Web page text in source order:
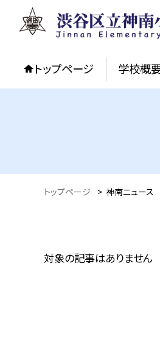
トップページ 学校概
トップページ > 神南ニュース
対象の記事はありません